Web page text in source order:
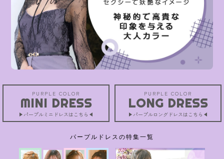
PURPLE COLOR
MINI DRESS
パープルミニドレスはこちら
PURPLE COLOR
LONG DRESS
パープルロングドレスはこちら
パープルドレスの特集一覧